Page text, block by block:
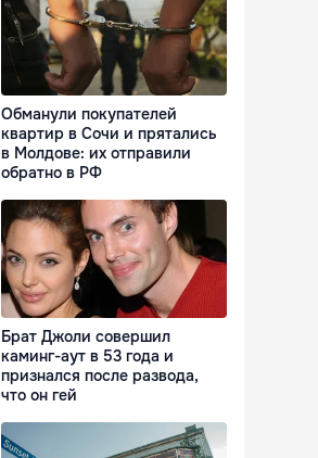
Обманули покупателей
квартир в Сочи и прятались
в Молдове: их отправили
обратно в РФ
Брат Джоли совершил
каминг-аут в 53 года и
признался после развода,
что он гей